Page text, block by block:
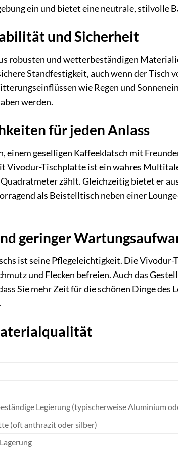
ein und bietet eine neutrale, stilvolle
und Sicherheit
robusten und wetterbeständigen
Standfestigkeit, auch wenn der Tisch
wie Regen und
werden.
für jeden Anlass
einem geselligen Kaffeeklatsch mit
Vivodur-Tischplatte ist ein wahres
zählt. Gleichzeitig bietet er
als Beistelltisch neben einer
geringer
ist seine Pflegeleichtigkeit. Die
und Flecken befreien. Auch das
Sie mehr Zeit für die schönen Dinge des
Legierung (typischerweise Aluminium
(oft anthrazit oder silber)